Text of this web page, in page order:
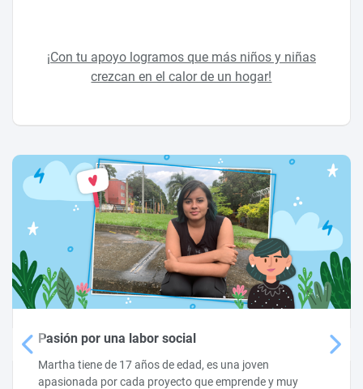
¡Con tu apoyo logramos que más niños y niñas
crezcan en el calor de un hogar!
Pasión por una labor social
Martha tiene de 17 años de edad, es una joven
apasionada por cada proyecto que emprende y muy